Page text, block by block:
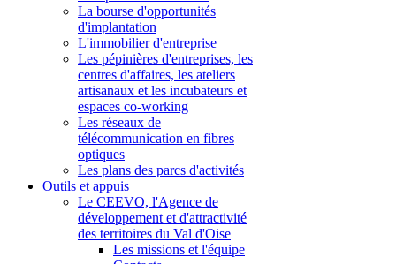
La bourse d'opportunités
d'implantation
L'immobilier d'entreprise
Les pépinières d'entreprises, les
centres d'affaires, les ateliers
artisanaux et les incubateurs et
espaces co-working
Les réseaux de
télécommunication en fibres
optiques
Les plans des parcs d'activités
Outils et appuis
Le CEEVO, l'Agence de
développement et d'attractivité
des territoires du Val d'Oise
Les missions et l'équipe